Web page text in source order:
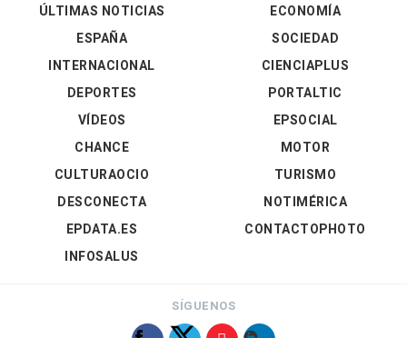
ÚLTIMAS NOTICIAS
ESPAÑA
INTERNACIONAL
DEPORTES
VÍDEOS
ECONOMÍA
SOCIEDAD
CIENCIAPLUS
PORTALTIC
EPSOCIAL
CHANCE
CULTURAOCIO
DESCONECTA
EPDATA.ES
INFOSALUS
MOTOR
TURISMO
NOTIMÉRICA
CONTACTOPHOTO
SÍGUENOS